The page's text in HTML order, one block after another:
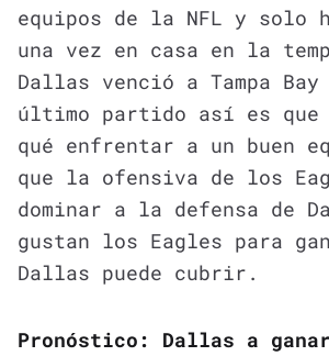
equipos de la NFL y solo
una vez en casa en la
Dallas venció a Tampa Bay
último partido así es que
qué enfrentar a un buen
que la ofensiva de los
dominar a la defensa de
gustan los Eagles para
Dallas puede cubrir.
Pronóstico: Dallas a